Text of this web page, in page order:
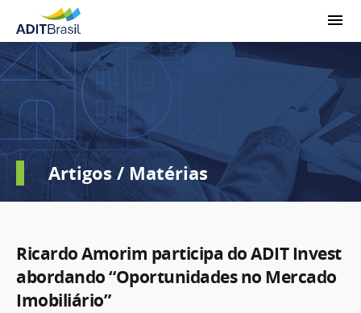
Artigos / Matérias
Ricardo Amorim participa do ADIT Invest
abordando “Oportunidades no Mercado
Imobiliário”